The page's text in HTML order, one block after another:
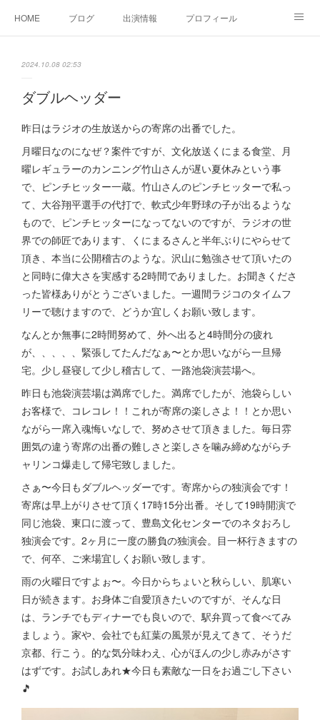
HOME ブログ 出演情報 プロフィール
2024.10.08 02:53
ダブルヘッダー
昨日はラジオの生放送からの寄席の出番でした。
月曜日なのになぜ？案件ですが、文化放送くにまる食堂、月
曜レギュラーのカンニング竹山さんが遅い夏休みという事
で、ピンチヒッター一蔵。竹山さんのピンチヒッターで私っ
て、大谷翔平選手の代打で、軟式少年野球の子が出るような
もので、ピンチヒッターになってないのですが、ラジオの世
界での師匠であります、くにまるさんと半年ぶりにやらせて
頂き、本当に公開稽古のような。沢山に勉強させて頂いたの
と同時に偉大さを実感する2時間でありました。お聞きくださ
った皆様ありがとうございました。一週間ラジコのタイムフ
リーで聴けますので、どうか宜しくお願い致します。
なんとか無事に2時間努めて、外へ出ると4時間分の疲れ
が、、、、、緊張してたんだなぁ〜とか思いながら一旦帰
宅。少し昼寝して少し稽古して、一路池袋演芸場へ。
昨日も池袋演芸場は満席でした。満席でしたが、池袋らしい
お客様で、コレコレ！！これが寄席の楽しさよ！！とか思い
ながら一席入魂悔いなしで、努めさせて頂きました。毎日雰
囲気の違う寄席の出番の難しさと楽しさを噛み締めながらチ
ャリンコ爆走して帰宅致しました。
さぁ〜今日もダブルヘッダーです。寄席からの独演会です！
寄席は早上がりさせて頂く17時15分出番。そして19時開演で
同じ池袋、東口に渡って、豊島文化センターでのネタおろし
独演会です。2ヶ月に一度の勝負の独演会。目一杯行きますの
で、何卒、ご来場宜しくお願い致します。
雨の火曜日ですよぉ〜。今日からちょいと秋らしい、肌寒い
日が続きます。お身体ご自愛頂きたいのですが、そんな日
は、ランチでもディナーでも良いので、駅弁買って食べてみ
ましょう。家や、会社でも紅葉の風景が見えてきて、そうだ
京都、行こう。的な気分味わえ、心がほんの少し赤みがさす
はずです。お試しあれ★今日も素敵な一日をお過ごし下さい
🎵